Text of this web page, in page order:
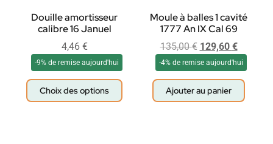
Douille amortisseur
calibre 16 Januel
4,46 €
-9% de remise aujourd'hui
Choix des options
Moule à balles 1 cavité
1777 An IX Cal 69
135,00€ 129,60 €
-4% de remise aujourd'hui
Ajouter au panier